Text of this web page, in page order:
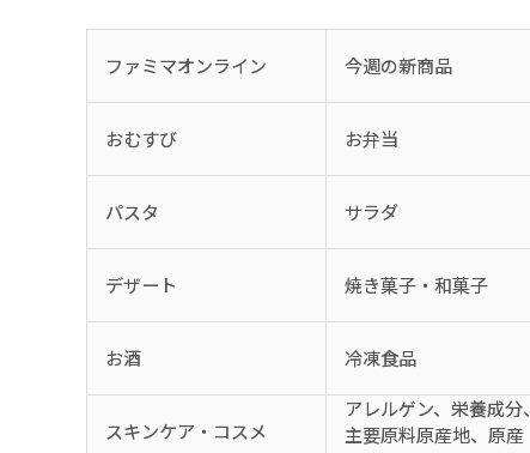
ファミマオンライン 今週の新商品
おむすび お弁当
パスタ サラダ
デザート 焼き菓子・和菓子
お酒 冷凍食品
スキンケア・コスメ
アレルゲン、栄養成分、
主要原料原産地、原産